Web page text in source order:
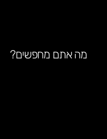
מה אתם מחפשים?